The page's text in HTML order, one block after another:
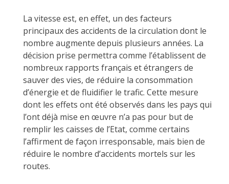
La vitesse est, en effet, un des facteurs
principaux des accidents de la circulation dont le
nombre augmente depuis plusieurs années. La
décision prise permettra comme l’établissent de
nombreux rapports français et étrangers de
sauver des vies, de réduire la consommation
d’énergie et de fluidifier le trafic. Cette mesure
dont les effets ont été observés dans les pays qui
l’ont déjà mise en œuvre n’a pas pour but de
remplir les caisses de l’Etat, comme certains
l’affirment de façon irresponsable, mais bien de
réduire le nombre d’accidents mortels sur les
routes.